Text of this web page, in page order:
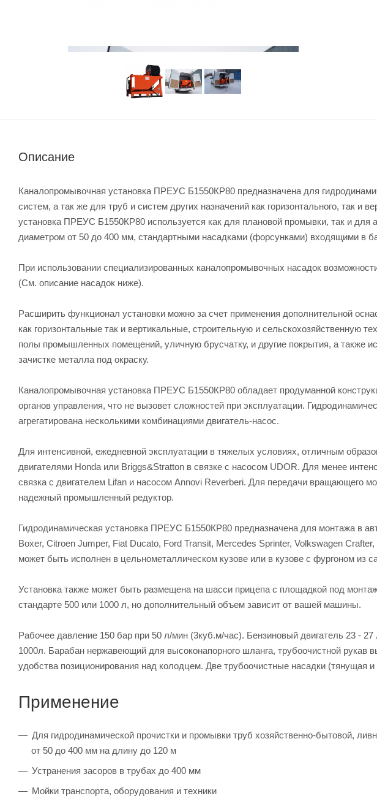
Описание
Каналопромывочная установка ПРЕУС Б1550КР80 предназначена для
систем, а так же для труб и систем других назначений как горизонтального, так и
установка ПРЕУС Б1550КР80 используется как для плановой промывки, так и для
диаметром от 50 до 400 мм, стандартными насадками (форсунками) входящими в
При использовании специализированных каналопромывочных насадок
(См. описание насадок ниже).
Расширить функционал установки можно за счет применения дополнительной
как горизонтальные так и вертикальные, строительную и сельскохозяйственную
полы промышленных помещений, уличную брусчатку, и другие покрытия, а также
зачистке металла под окраску.
Каналопромывочная установка ПРЕУС Б1550КР80 обладает продуманной
органов управления, что не вызовет сложностей при эксплуатации.
агрегатирована несколькими комбинациями двигатель-насос.
Для интенсивной, ежедневной эксплуатации в тяжелых условиях, отличным
двигателями Honda или Briggs&Stratton в связке с насосом UDOR. Для менее
связка с двигателем Lifan и насосом Annovi Reverberi. Для передачи вращающего
надежный промышленный редуктор.
Гидродинамическая установка ПРЕУС Б1550КР80 предназначена для монтажа в
Boxer, Citroen Jumper, Fiat Ducato, Ford Transit, Mercedes Sprinter, Volkswagen
может быть исполнен в цельнометаллическом кузове или в кузове с фургоном из
Установка также может быть размещена на шасси прицепа с площадкой под
стандарте 500 или 1000 л, но дополнительный объем зависит от вашей машины.
Рабочее давление 150 бар при 50 л/мин (3куб.м/час). Бензиновый двигатель 23 -
1000л. Барабан нержавеющий для высоконапорного шланга, трубоочистной рукав
удобства позиционирования над колодцем. Две трубоочистные насадки (тянущая и
Применение
Для гидродинамической прочистки и промывки труб хозяйственно-бытовой,
от 50 до 400 мм на длину до 120 м
Устранения засоров в трубах до 400 мм
Мойки транспорта, оборудования и техники